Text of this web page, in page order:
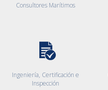
Consultores Marítimos
Ingeniería, Certificación e
Inspección